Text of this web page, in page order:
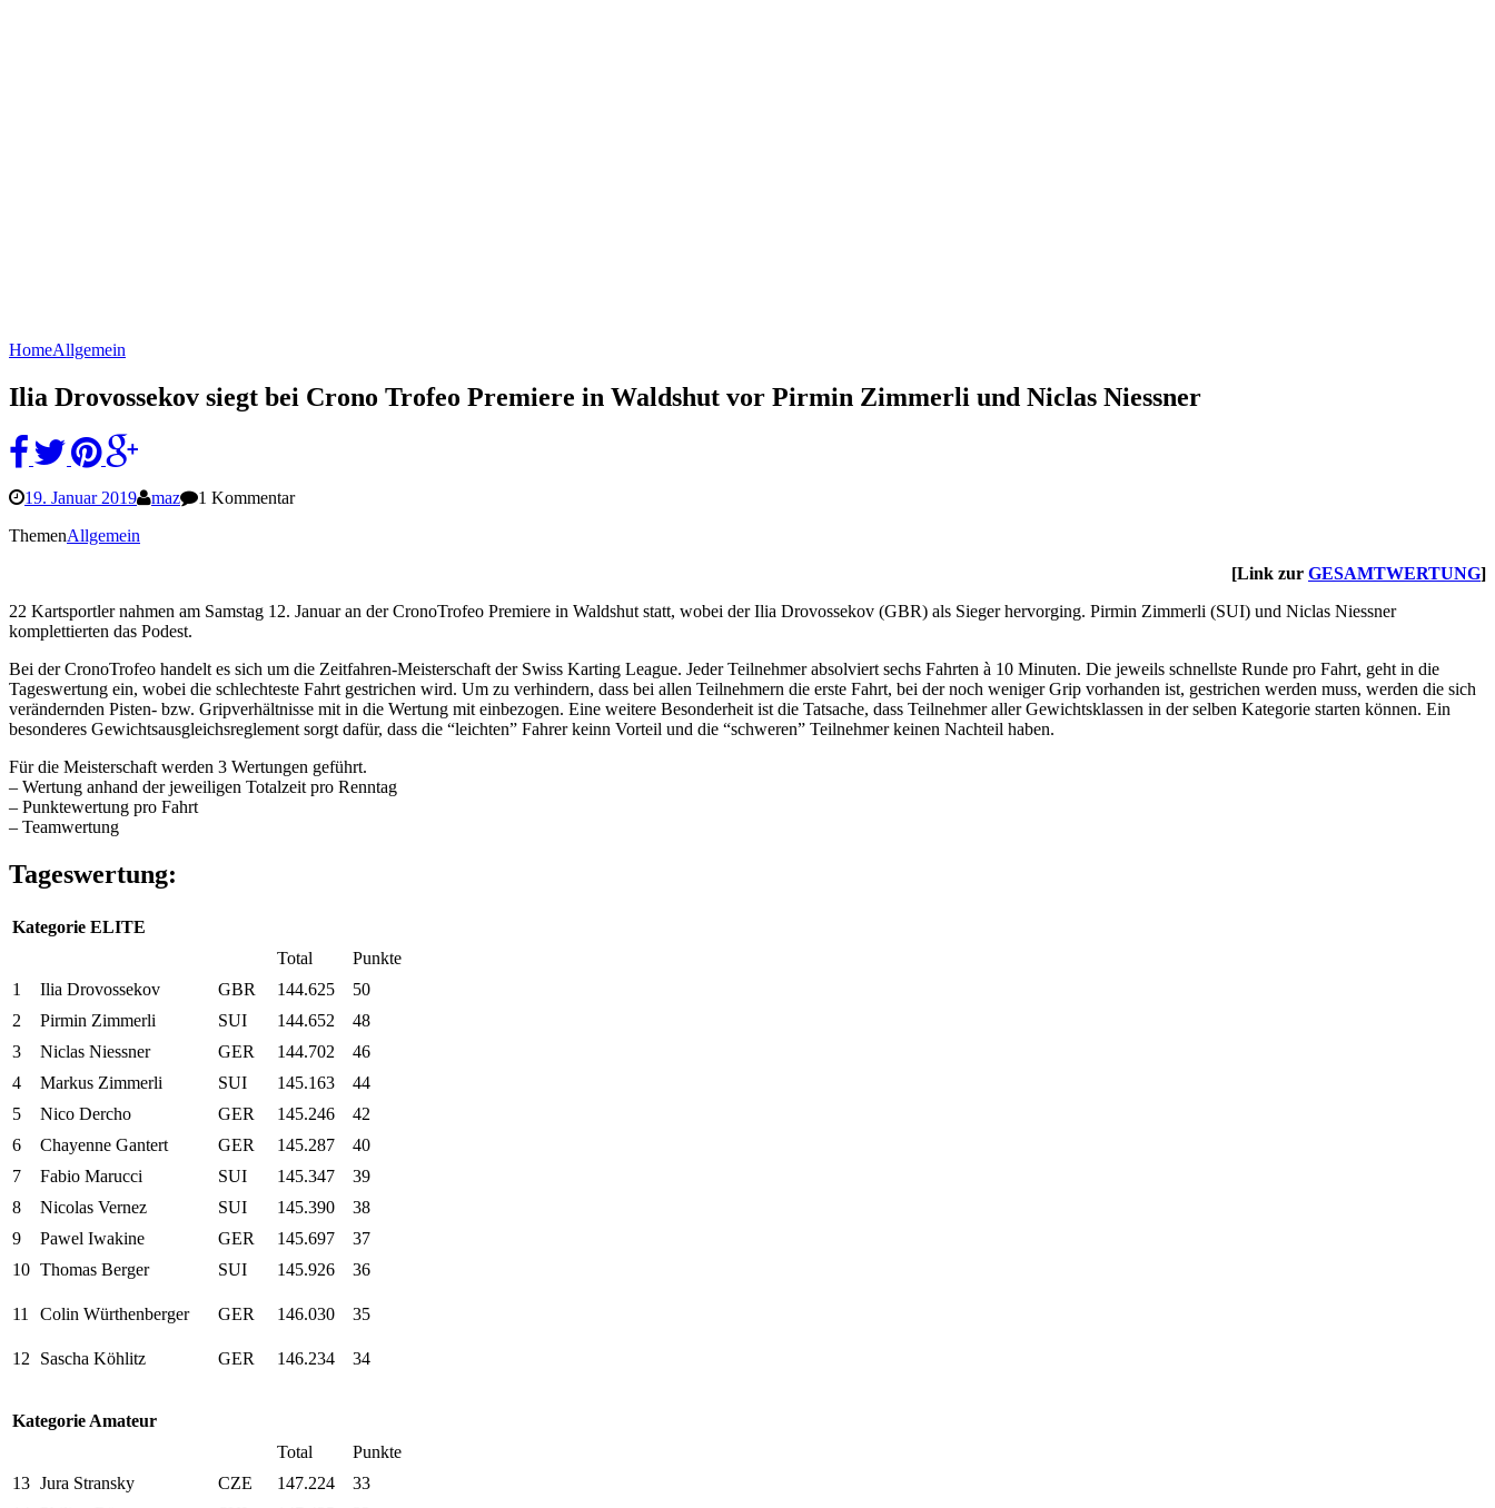
HomeAllgemein
Ilia Drovossekov siegt bei Crono Trofeo Premiere in Waldshut vor Pirmin Zimmerli und Niclas Niessner
19. Januar 2019 maz
1 Kommentar
ThemenAllgemein
[Link zur GESAMTWERTUNG]
22 Kartsportler nahmen am Samstag 12. Januar an der CronoTrofeo Premiere in Waldshut statt, wobei der Ilia Drovossekov (GBR) als Sieger hervorging. Pirmin Zimmerli (SUI) und Niclas Niessner
komplettierten das Podest.
Bei der CronoTrofeo handelt es sich um die Zeitfahren-Meisterschaft der Swiss Karting League. Jeder Teilnehmer absolviert sechs Fahrten à 10 Minuten. Die jeweils schnellste Runde pro Fahrt, geht in die
Tageswertung ein, wobei die schlechteste Fahrt gestrichen wird. Um zu verhindern, dass bei allen Teilnehmern die erste Fahrt, bei der noch weniger Grip vorhanden ist, gestrichen werden muss, werden die sich
verändernden Pisten- bzw. Gripverhältnisse mit in die Wertung mit einbezogen. Eine weitere Besonderheit ist die Tatsache, dass Teilnehmer aller Gewichtsklassen in der selben Kategorie starten können. Ein
besonderes Gewichtsausgleichsreglement sorgt dafür, dass die “leichten” Fahrer keinn Vorteil und die “schweren” Teilnehmer keinen Nachteil haben.
Für die Meisterschaft werden 3 Wertungen geführt.
– Wertung anhand der jeweiligen Totalzeit pro Renntag
– Punktewertung pro Fahrt
– Teamwertung
Tageswertung:
Kategorie ELITE
Total
Punkte
1
Ilia Drovossekov GBR 144.625
50
2
Pirmin Zimmerli SUI 144.652
48
3
Niclas Niessner GER 144.702
46
4
Markus Zimmerli SUI 145.163
44
5
Nico Dercho GER 145.246
42
6
Chayenne Gantert GER 145.287
40
7
Fabio Marucci SUI 145.347
39
8
Nicolas Vernez SUI 145.390
38
9
Pawel Iwakine GER 145.697
37
10 Thomas Berger SUI 145.926 36
11 Colin Würthenberger GER 146.030 35
12 Sascha Köhlitz GER 146.234 34
Kategorie Amateur
Total
Punkte
13 Jura Stransky CZE 147.224
33